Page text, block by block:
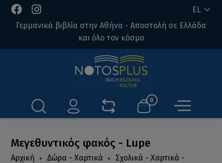
EL
Γερμανικά βιβλία στην Αθήνα - Αποστολή σε Ελλάδα
και όλο τον κόσμο
0
Μεγεθυντικός φακός - Lupe
Αρχική Δώρα - Χαρτικά
Σχολικά - Χαρτικά -